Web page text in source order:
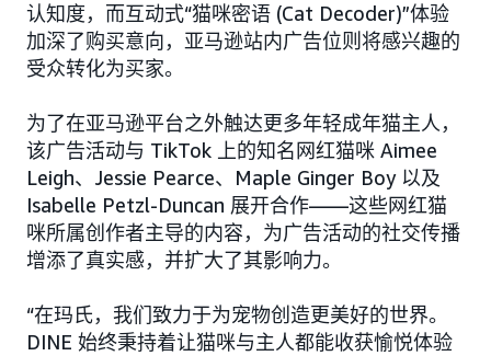
认知度，而互动式“猫咪密语 (Cat Decoder)”体验
加深了购买意向，亚马逊站内广告位则将感兴趣的
受众转化为买家。
为了在亚马逊平台之外触达更多年轻成年猫主人，
该广告活动与 TikTok 上的知名网红猫咪 Aimee
Leigh、Jessie Pearce、Maple Ginger Boy 以及
Isabelle Petzl-Duncan 展开合作——这些网红猫
咪所属创作者主导的内容，为广告活动的社交传播
增添了真实感，并扩大了其影响力。
“在玛氏，我们致力于为宠物创造更美好的世界。
DINE 始终秉持着让猫咪与主人都能收获愉悦体验